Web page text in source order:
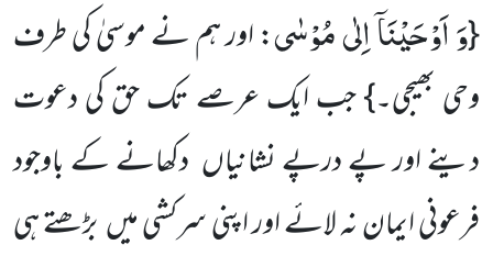
{وَ اَوْحَیْنَاۤ اِلٰى مُوْسٰى: اور ہم نے موسیٰ کی طرف
وحی بھیجی۔} جب ایک عرصے تک حق کی دعوت
دینے اور پے درپے نشانیاں دکھانے کے باوجود
فرعونی ایمان نہ لائے اور اپنی سرکشی میں بڑھتے ہی